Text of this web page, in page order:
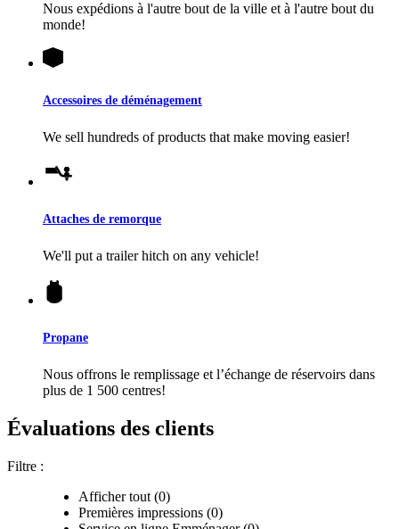
Nous expédions à l'autre bout de la ville et à l'autre bout du
monde!
Accessoires de déménagement
We sell hundreds of products that make moving easier!
Attaches de remorque
We'll put a trailer hitch on any vehicle!
Propane
Nous offrons le remplissage et l’échange de réservoirs dans
plus de 1 500 centres!
Évaluations des clients
Filtre :
Afficher tout (0)
Premières impressions (0)